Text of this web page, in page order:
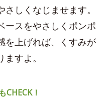
しくなじませます。
ースをやさしくポンポ
を上げれば、くすみが
すよ。
CHECK！